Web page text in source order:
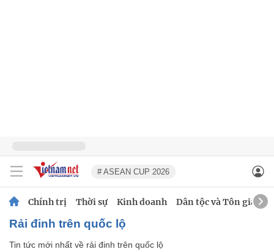
# ASEAN CUP 2026
Chính trị Thời sự Kinh doanh Dân tộc và Tôn giáo
rải đinh trên quốc lộ
Tin tức mới nhất về rải đinh trên quốc lộ